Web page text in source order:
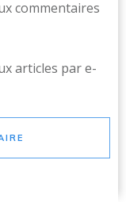
commentaires
articles par e-